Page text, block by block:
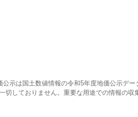
示は国土数値情報の令和5年度地価公示デー
しておりません。重要な用途での情報の収